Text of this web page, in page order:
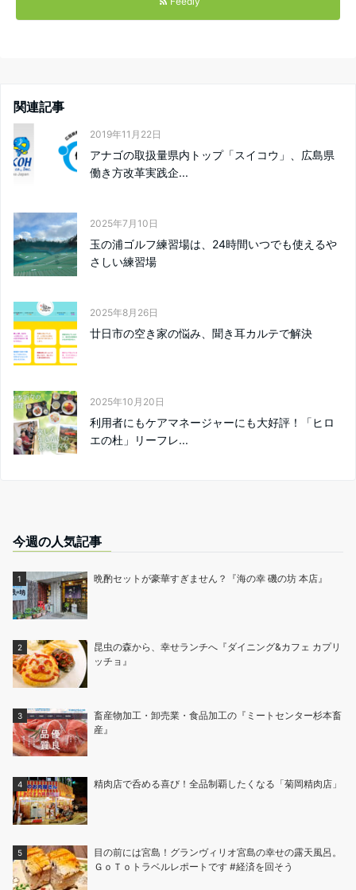
関連記事
2019年11月22日
アナゴの取扱量県内トップ「スイコウ」、広島県
働き方改革実践企...
2025年7月10日
玉の浦ゴルフ練習場は、24時間いつでも使えるや
さしい練習場
2025年8月26日
廿日市の空き家の悩み、聞き耳カルテで解決
2025年10月20日
利用者にもケアマネージャーにも大好評！「ヒロ
エの杜」リーフレ...
今週の人気記事
晩酌セットが豪華すぎません？『海の幸 磯の坊 本店』
昆虫の森から、幸せランチへ『ダイニング&カフェ カプリ
ッチョ』
畜産物加工・卸売業・食品加工の『ミートセンター杉本畜
産』
精肉店で呑める喜び！全品制覇したくなる「菊岡精肉店」
目の前には宮島！グランヴィリオ宮島の幸せの露天風呂。
ＧｏＴｏトラベルレポートです #経済を回そう